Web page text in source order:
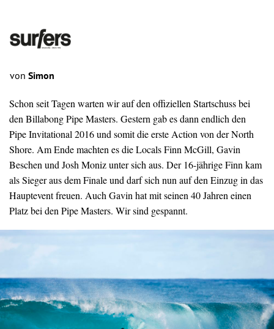
von Simon
Schon seit Tagen warten wir auf den offiziellen Startschuss bei
den Billabong Pipe Masters. Gestern gab es dann endlich den
Pipe Invitational 2016 und somit die erste Action von der North
Shore. Am Ende machten es die Locals Finn McGill, Gavin
Beschen und Josh Moniz unter sich aus. Der 16-jährige Finn kam
als Sieger aus dem Finale und darf sich nun auf den Einzug in das
Hauptevent freuen. Auch Gavin hat mit seinen 40 Jahren einen
Platz bei den Pipe Masters. Wir sind gespannt.